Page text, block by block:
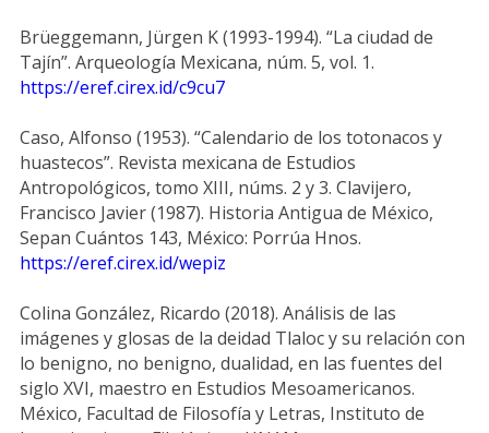
Brüeggemann, Jürgen K (1993-1994). “La ciudad de
Tajín”. Arqueología Mexicana, núm. 5, vol. 1.
https://eref.cirex.id/c9cu7
Caso, Alfonso (1953). “Calendario de los totonacos y
huastecos”. Revista mexicana de Estudios
Antropológicos, tomo XIII, núms. 2 y 3. Clavijero,
Francisco Javier (1987). Historia Antigua de México,
Sepan Cuántos 143, México: Porrúa Hnos.
https://eref.cirex.id/wepiz
Colina González, Ricardo (2018). Análisis de las
imágenes y glosas de la deidad Tlaloc y su relación con
lo benigno, no benigno, dualidad, en las fuentes del
siglo XVI, maestro en Estudios Mesoamericanos.
México, Facultad de Filosofía y Letras, Instituto de